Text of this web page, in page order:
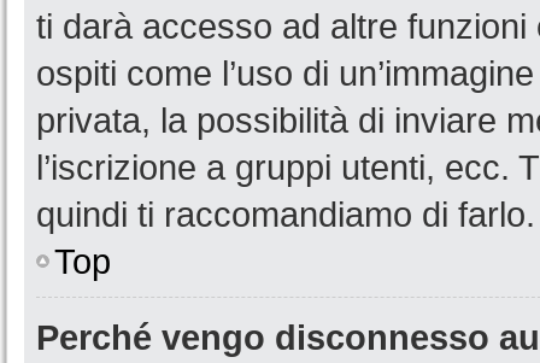
ti darà accesso ad altre
ospiti come l’uso di
privata, la possibilità di inviare
l’iscrizione a gruppi utenti, ecc.
quindi ti raccomandiamo di farlo.
Top
Perché vengo disconnesso